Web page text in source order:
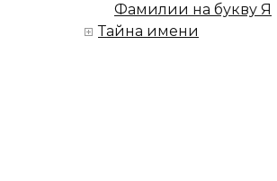
Фамилии на букву Я
Тайна имени